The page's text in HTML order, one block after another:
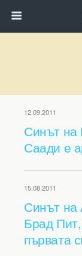
12.09.2011
Синът
Саади е
15.08.2011
Синът
Брад
първата